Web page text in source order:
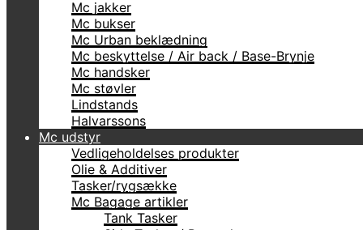
Mc jakker
Mc bukser
Mc Urban beklædning
Mc beskyttelse / Air back / Base-Brynje
Mc handsker
Mc støvler
Lindstands
Halvarssons
Mc udstyr
Vedligeholdelses produkter
Olie & Additiver
Tasker/rygsække
Mc Bagage artikler
Tank Tasker